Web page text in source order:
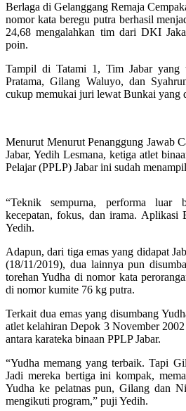
Berlaga di Gelanggang Remaja
nomor kata beregu putra berhasil
24,68 mengalahkan tim dari DKI
poin.
Tampil di Tatami 1, Tim Jabar yang
Pratama, Gilang Waluyo, dan
cukup memukai juri lewat Bunkai yang
Menurut Menurut Penanggung Jawab
Jabar, Yedih Lesmana, ketiga atlet
Pelajar (PPLP) Jabar ini sudah
“Teknik sempurna, performa luar
kecepatan, fokus, dan irama. Aplikasi
Yedih.
Adapun, dari tiga emas yang didapat
(18/11/2019), dua lainnya pun
torehan Yudha di nomor kata
di nomor kumite 76 kg putra.
Terkait dua emas yang disumbang
atlet kelahiran Depok 3 November
antara karateka binaan PPLP Jabar.
“Yudha memang yang terbaik. Tapi
Jadi mereka bertiga ini kompak,
Yudha ke pelatnas pun, Gilang dan
mengikuti program,” puji Yedih.